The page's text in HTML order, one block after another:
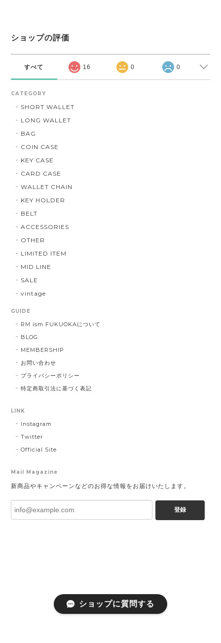
ショップの評価
すべて 16 0 0
CATEGORY
SHORT WALLET
LONG WALLET
BAG
COIN CASE
KEY CASE
CARD CASE
WALLET CHAIN
KEY HOLDER
BELT
ACCESSORIES
OTHER
LIMITED ITEM
MID LINE
SALE
vintage
GUIDE
RM ism FUKUOKAについて
BLOG
MEMBERSHIP
お問い合わせ
プライバシーポリシー
特定商取引法に基づく表記
LINK
Instagram
Twitter
Official Site
Mail Magazine
新商品やキャンペーンなどのお得な情報をお届けいたします。
登録
ショップに質問する